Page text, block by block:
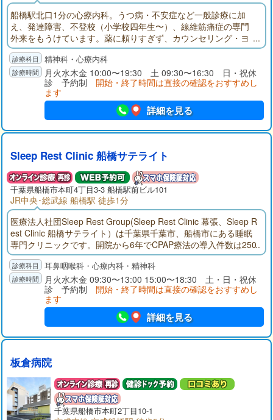
船橋駅北口1分の心療内科。うつ病・不安症など一般診療に加
え、発達障害、不登校（小学校四年生〜）、線維筋痛症の専門
外来をもうけています。薬に頼りすぎず、カウンセリング・ヨ
ガなど非薬物療法も取り入れながら、患者さんと相談して治療
をすすめていきます。
精神科・心療内科
月火水木金 10:00〜19:30 土 09:30〜16:30 日・祝休
診 予約制 開始・終了時間は直接の確認をおすすめし
ます
詳細を見る
Sleep Rest Clinic 船橋サテライト
千葉県船橋市本町4丁目3-3 船橋駅前ビル101
JR中央･総武線 船橋駅 徒歩1分
医療法人社団Sleep Rest Group(Sleep Rest Clinic 幕張、Sleep R
est Clinic 船橋サテライト）は千葉県千葉市、船橋市にある睡眠
専門クリニックです。開院から6年でCPAP療法の導入件数は250
0件（令和7年5月現在）を超え、多くの患者様にご利用頂いてお
ります。 耳鼻咽喉科・心療内科・精神科
月火水木金 09:30〜13:00 15:00〜18:30 土・日・祝休
診 予約制 開始・終了時間は直接の確認をおすすめし
ます
詳細を見る
板倉病院
千葉県船橋市本町2丁目10-1